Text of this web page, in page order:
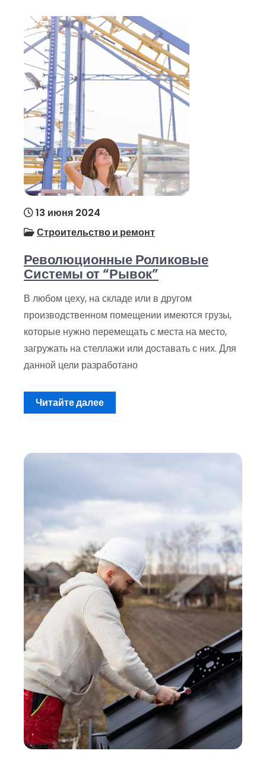
13 июня 2024
Строительство и ремонт
Революционные Роликовые
Системы от “Рывок”
В любом цеху, на складе или в другом
производственном помещении имеются грузы,
которые нужно перемещать с места на место,
загружать на стеллажи или доставать с них. Для
данной цели разработано
Читайте далее